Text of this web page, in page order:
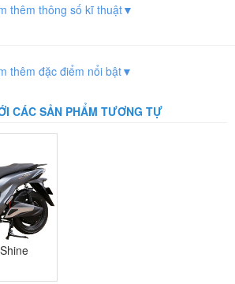
thêm thông số kĩ thuật▼
thêm đặc điểm nổi bật▼
CÁC SẢN PHẨM TƯƠNG TỰ